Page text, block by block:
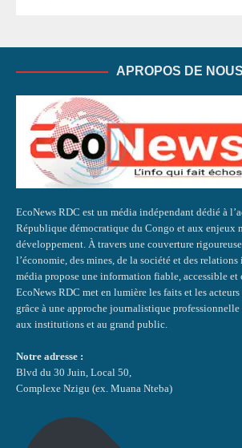
APROPOS DE NOUS
EcoNews RDC est un média indépendant dédié à
République démocratique du Congo et aux enjeux
développement. À travers une couverture
l’économie, des mines, de la société et des
média propose une information fiable, accessible et
EcoNews RDC met en lumière les faits et les
grâce à une approche journalistique
aux institutions et au grand public.
Notre adresse :
Blvd du 30 Juin, Local 50,
Complexe Nzigu (ex. Muana Nteba)